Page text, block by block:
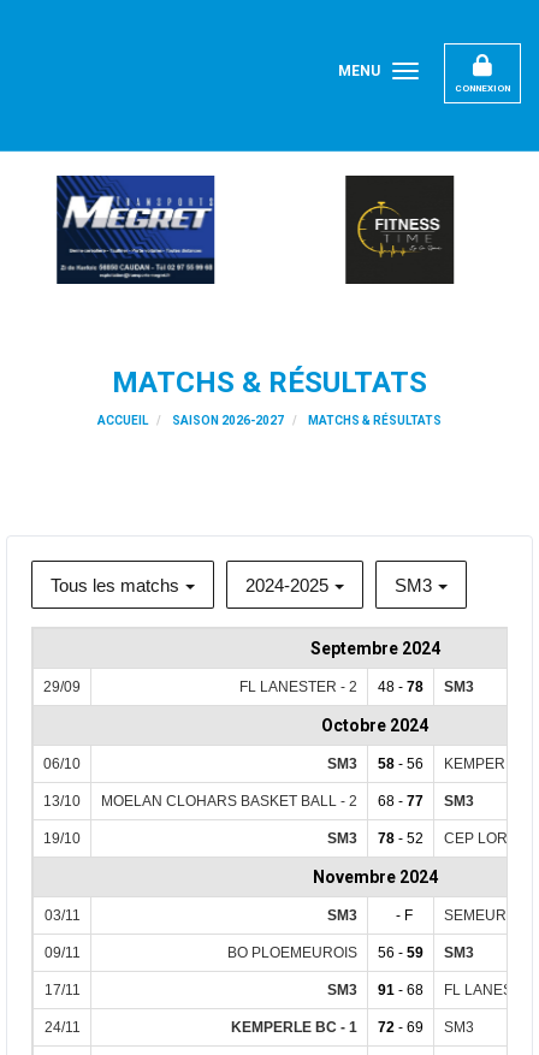
CONNEXION
MENU
MATCHS & RÉSULTATS
ACCUEIL SAISON 2026-2027 MATCHS & RÉSULTATS
Tous les matchs 2024-2025 SM3
Septembre 2024
29/09 FL LANESTER - 2 48 - 78 SM3
Octobre 2024
06/10 SM3 58 - 56 KEMPERLE
13/10 MOELAN CLOHARS BASKET BALL - 2 68 - 77 SM3
19/10 SM3 78 - 52 CEP
Novembre 2024
03/11 SM3 - F SEMEURS
09/11 BO PLOEMEUROIS 56 - 59 SM3
17/11 SM3 91 - 68 FL
24/11 KEMPERLE BC - 1 72 - 69 SM3